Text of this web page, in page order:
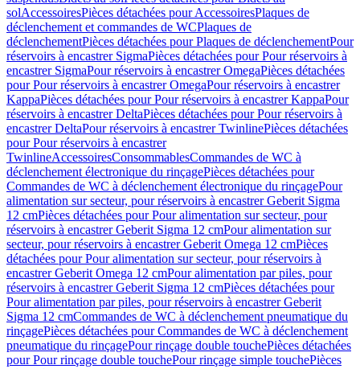
solAccessoiresPièces détachées pour AccessoiresPlaques de
déclenchement et commandes de WCPlaques de
déclenchementPièces détachées pour Plaques de déclenchementPour
réservoirs à encastrer SigmaPièces détachées pour Pour réservoirs à
encastrer SigmaPour réservoirs à encastrer OmegaPièces détachées
pour Pour réservoirs à encastrer OmegaPour réservoirs à encastrer
KappaPièces détachées pour Pour réservoirs à encastrer KappaPour
réservoirs à encastrer DeltaPièces détachées pour Pour réservoirs à
encastrer DeltaPour réservoirs à encastrer TwinlinePièces détachées
pour Pour réservoirs à encastrer
TwinlineAccessoiresConsommablesCommandes de WC à
déclenchement électronique du rinçagePièces détachées pour
Commandes de WC à déclenchement électronique du rinçagePour
alimentation sur secteur, pour réservoirs à encastrer Geberit Sigma
12 cmPièces détachées pour Pour alimentation sur secteur, pour
réservoirs à encastrer Geberit Sigma 12 cmPour alimentation sur
secteur, pour réservoirs à encastrer Geberit Omega 12 cmPièces
détachées pour Pour alimentation sur secteur, pour réservoirs à
encastrer Geberit Omega 12 cmPour alimentation par piles, pour
réservoirs à encastrer Geberit Sigma 12 cmPièces détachées pour
Pour alimentation par piles, pour réservoirs à encastrer Geberit
Sigma 12 cmCommandes de WC à déclenchement pneumatique du
rinçagePièces détachées pour Commandes de WC à déclenchement
pneumatique du rinçagePour rinçage double touchePièces détachées
pour Pour rinçage double touchePour rinçage simple touchePièces